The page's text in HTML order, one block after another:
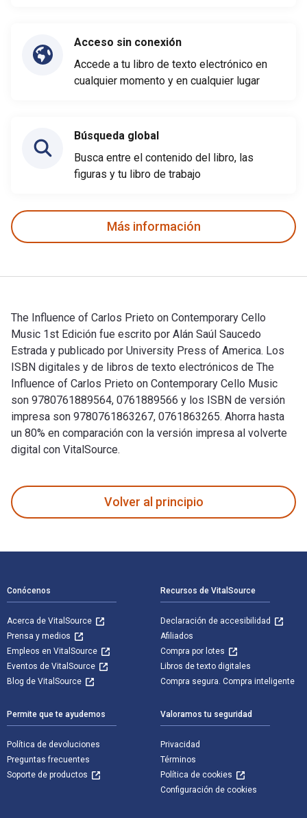
Acceso sin conexión
Accede a tu libro de texto electrónico en
cualquier momento y en cualquier lugar
Búsqueda global
Busca entre el contenido del libro, las
figuras y tu libro de trabajo
Más información
The Influence of Carlos Prieto on Contemporary Cello
Music 1st Edición fue escrito por Alán Saúl Saucedo
Estrada y publicado por University Press of America. Los
ISBN digitales y de libros de texto electrónicos de The
Influence of Carlos Prieto on Contemporary Cello Music
son 9780761889564, 0761889566 y los ISBN de versión
impresa son 9780761863267, 0761863265. Ahorra hasta
un 80% en comparación con la versión impresa al volverte
digital con VitalSource.
Volver al principio
Conócenos
Acerca de VitalSource
Prensa y medios
Empleos en VitalSource
Eventos de VitalSource
Blog de VitalSource
Recursos de VitalSource
Declaración de accesibilidad
Afiliados
Compra por lotes
Libros de texto digitales
Compra segura. Compra inteligente
Permite que te ayudemos
Política de devoluciones
Preguntas frecuentes
Soporte de productos
Valoramos tu seguridad
Privacidad
Términos
Política de cookies
Configuración de cookies